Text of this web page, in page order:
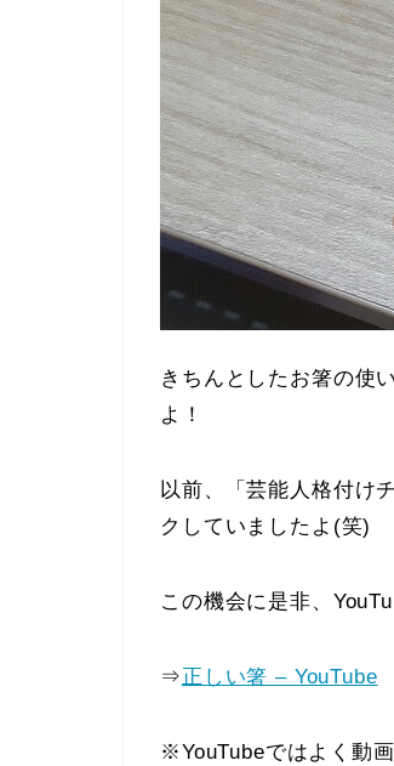
きちんとしたお箸の使
よ！
以前、「芸能人格付け
クしていましたよ(笑)
この機会に是非、
⇒ 正しい箸 – YouTube
※YouTubeではよく動